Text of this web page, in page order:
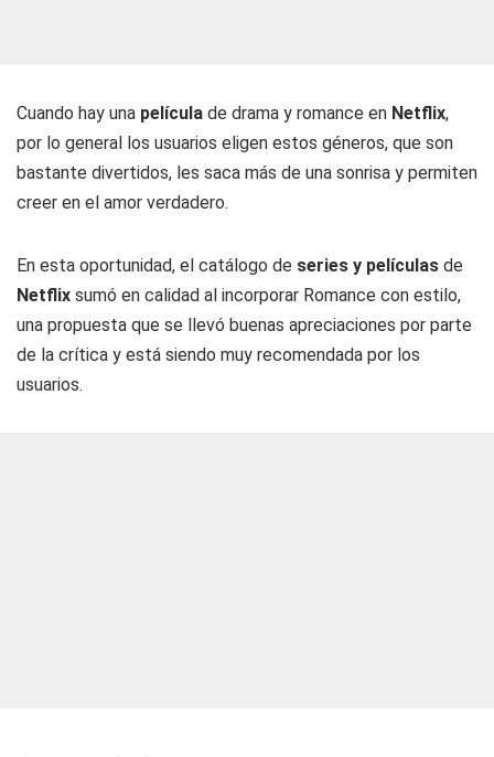
Cuando hay una película de drama y romance en Netflix,
por lo general los usuarios eligen estos géneros, que son
bastante divertidos, les saca más de una sonrisa y permiten
creer en el amor verdadero.
En esta oportunidad, el catálogo de series y películas de
Netflix sumó en calidad al incorporar Romance con estilo,
una propuesta que se llevó buenas apreciaciones por parte
de la crítica y está siendo muy recomendada por los
usuarios.